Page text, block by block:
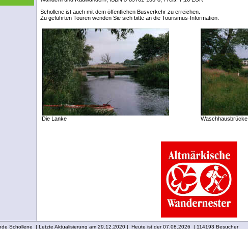
Schollene ist auch mit dem öffentlichen Busverkehr zu erreichen.
Zu geführten Touren wenden Sie sich bitte an die Tourismus-Information.
Die Lanke Waschhausbrücke
Schollene | Letzte Aktualisierung am 29.12.2020 | Heute ist der 07.08.2026 | 114193 Besucher